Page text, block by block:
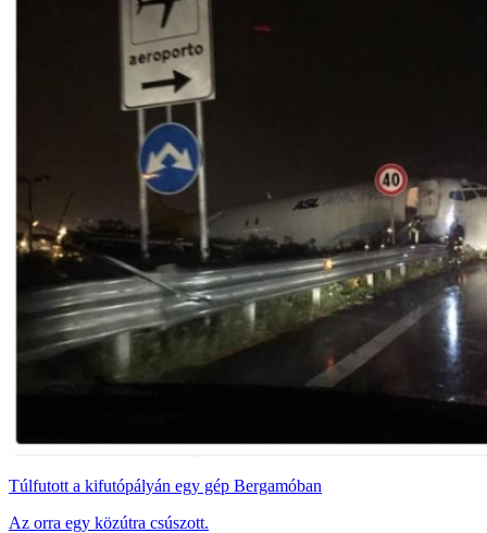
Túlfutott a kifutópályán egy gép Bergamóban
Az orra egy közútra csúszott.